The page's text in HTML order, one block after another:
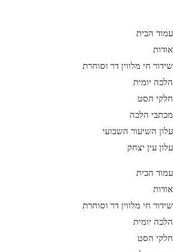
content
עמוד הבית
אודות
שידור חי מלווין דר וסוחרת
הלכה יומית
חלקי הסט
מכתבי הלכה
עלון השיעור השבועי
עלון עין יצחק
עמוד הבית
אודות
שידור חי מלווין דר וסוחרת
הלכה יומית
חלקי הסט